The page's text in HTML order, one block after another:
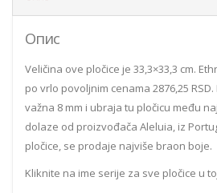
Опис
Veličina ove pločice je 33,3×33,3 cm.
po vrlo povoljnim cenama 2876,25
važna 8 mm i ubraja tu pločicu među
dolaze od proizvođača Aleluia, iz
pločice, se prodaje najviše braon boje.
Kliknite na ime serije za sve pločice u